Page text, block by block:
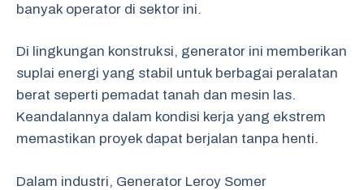
banyak operator di sektor ini.
Di lingkungan konstruksi, generator ini memberikan
suplai energi yang stabil untuk berbagai peralatan
berat seperti pemadat tanah dan mesin las.
Keandalannya dalam kondisi kerja yang ekstrem
memastikan proyek dapat berjalan tanpa henti.
Dalam industri, Generator Leroy Somer